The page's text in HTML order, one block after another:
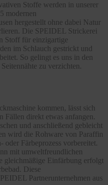
Stoffe werden in unserer
modernen
hergestellt ohne dabei Natur
Die SPEIDEL Strickerei
Stoff für einzigartige
im Schlauch gestrickt und
So gelingt es uns in den
zu verzichten.
kommen, lässt sich
Fällen direkt etwas anfangen.
und anschließend gebleicht
wird die Rohware von Paraffin
Färbeprozess vorbereitet.
mit umweltfreundlichen
gleichmäßige Einfärbung erfolgt
Diese
Partnerunternehmen aus